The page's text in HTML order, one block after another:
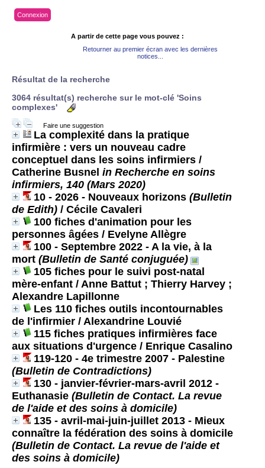
Connexion
A partir de cette page vous pouvez :
Retourner au premier écran avec les dernières
notices...
Résultat de la recherche
3064 résultat(s) recherche sur le mot-clé 'Soins
complexes'
Faire une suggestion
La complexité dans la pratique
infirmière : vers un nouveau cadre
conceptuel dans les soins infirmiers /
Catherine Busnel in Recherche en soins
infirmiers, 140 (Mars 2020)
10 - 2026 - Nouveaux horizons (Bulletin
de Edith) / Cécile Cavaleri
100 fiches d'animation pour les
personnes âgées / Evelyne Allègre
100 - Septembre 2022 - A la vie, à la
mort (Bulletin de Santé conjuguée)
105 fiches pour le suivi post-natal
mère-enfant / Anne Battut ; Thierry Harvey ;
Alexandre Lapillonne
Les 110 fiches outils incontournables
de l'infirmier / Alexandrine Louvié
115 fiches pratiques infirmières face
aux situations d'urgence / Enrique Casalino
119-120 - 4e trimestre 2007 - Palestine
(Bulletin de Contradictions)
130 - janvier-février-mars-avril 2012 -
Euthanasie (Bulletin de Contact. La revue
de l'aide et des soins à domicile)
135 - avril-mai-juin-juillet 2013 - Mieux
connaître la fédération des soins à domicile
(Bulletin de Contact. La revue de l'aide et
des soins à domicile)